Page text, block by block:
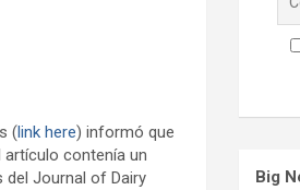
(link here) informó que
artículo contenía un
del Journal of Dairy
Big